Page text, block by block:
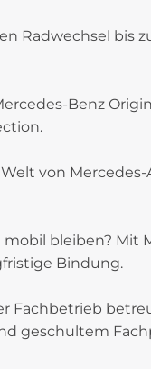
Radwechsel bis
Benz
von
bleiben? Mit
Bindung.
Fachbetrieb
geschultem